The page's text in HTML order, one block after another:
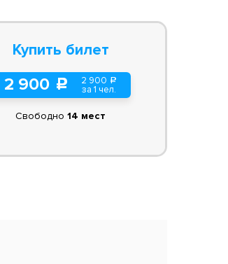
Купить билет
2 900 c 2 900 a
за 1 чел.
Свободно 14 мест